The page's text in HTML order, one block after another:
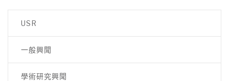
USR
一般興聞
學術研究興聞